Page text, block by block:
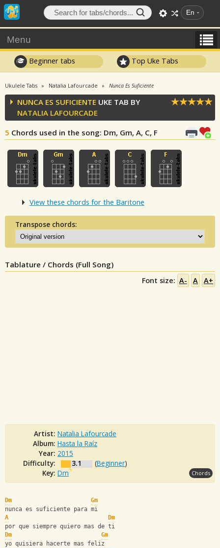
En
Menu
Beginner tabs Top Uke Tabs
Ukulele Tabs Natalia Lafourcade Nunca Es Suficiente
NUNCA ES SUFICIENTE UKE TAB BY
NATALIA LAFOURCADE
5 Chords used in the song: Dm, Gm, A, C, F
View these chords for the Baritone
Transpose chords:
Tablature / Chords (Full Song)
Font size: A- A A+
Artist: Natalia Lafourcade
Album: Hasta la Raíz
Year: 2015
Difficulty:
3.1 (Beginner)
Key: Dm Chords
Dm
Gm
nunca es suficiente para mi
A
Dm
por que siempre quiero mas de ti
Dm
Gm
yo quisiera hacerte mas feliz